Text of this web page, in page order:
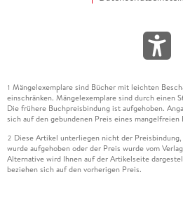
1 Mängelexemplare sind Bücher mit leichten
einschränken. Mängelexemplare sind durch einen
Die frühere Buchpreisbindung ist aufgehoben.
sich auf den gebundenen Preis eines mangelfreien
2 Diese Artikel unterliegen nicht der
wurde aufgehoben oder der Preis wurde vom
Alternative wird Ihnen auf der Artikelseite
beziehen sich auf den vorherigen Preis.